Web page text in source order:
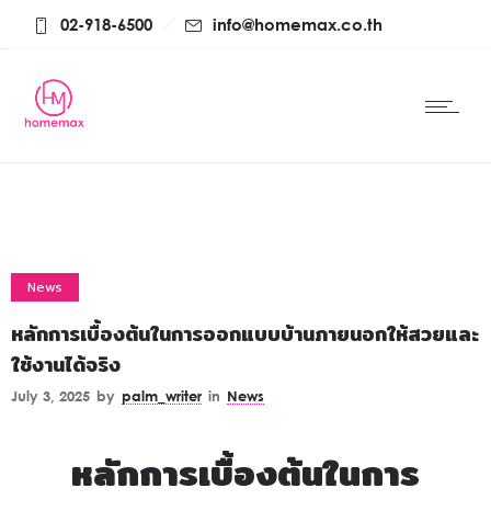
02-918-6500 info@homemax.co.th
News
หลักการเบื้องต้นในการออกแบบบ้านภายนอกให้สวยและ
ใช้งานได้จริง
July 3, 2025 by palm_writer in News
หลักการเบื้องต้นในการ